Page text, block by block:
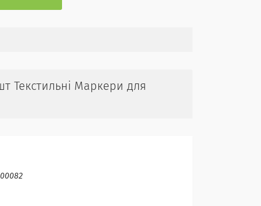
Текстильні Маркери для
00082